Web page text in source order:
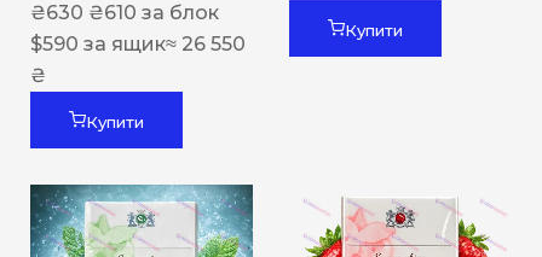
₴630 ₴610 за блок
$590 за ящик≈ 26 550
₴
Купити
Купити